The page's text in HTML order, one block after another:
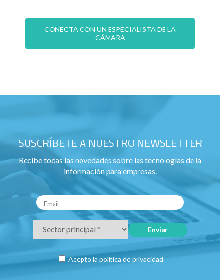
CONECTA CON UN ESPECIALISTA DE LA
CÁMARA
SUSCRÍBETE A NUESTRO NEWSLETTER
Recibe todas las novedades sobre las tecnologías de la
información para empresas.
Acepto la política de privacidad